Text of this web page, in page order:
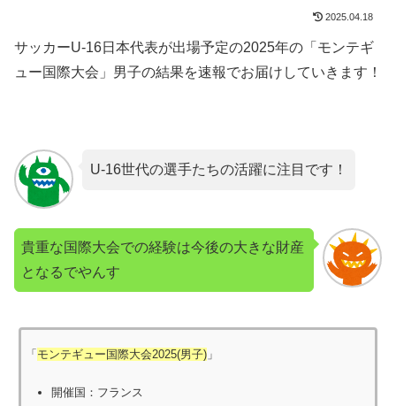
2025.04.18
サッカーU-16日本代表が出場予定の2025年の「モンテギ
ュー国際大会」男子の結果を速報でお届けしていきます！
U-16世代の選手たちの活躍に注目です！
貴重な国際大会での経験は今後の大きな財産
となるでやんす
「 モンテギュー国際大会2025(男子) 」
開催国：フランス